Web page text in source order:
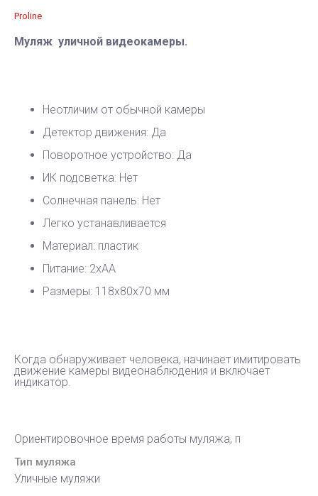
Proline
Муляж уличной видеокамеры.
Неотличим от обычной камеры
Детектор движения: Да
Поворотное устройство: Да
ИК подсветка: Нет
Солнечная панель: Нет
Легко устанавливается
Материал: пластик
Питание: 2хАА
Размеры: 118х80х70 мм
Когда обнаруживает человека, начинает имитировать
движение камеры видеонаблюдения и включает
индикатор.
Ориентировочное время работы муляжа, п
Тип муляжа
Уличные муляжи